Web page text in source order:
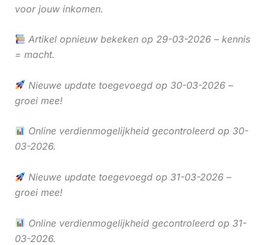
voor jouw inkomen.
Artikel opnieuw bekeken op 29-03-2026 – kennis
= macht.
Nieuwe update toegevoegd op 30-03-2026 –
groei mee!
Online verdienmogelijkheid gecontroleerd op 30-
03-2026.
Nieuwe update toegevoegd op 31-03-2026 –
groei mee!
Online verdienmogelijkheid gecontroleerd op 31-
03-2026.